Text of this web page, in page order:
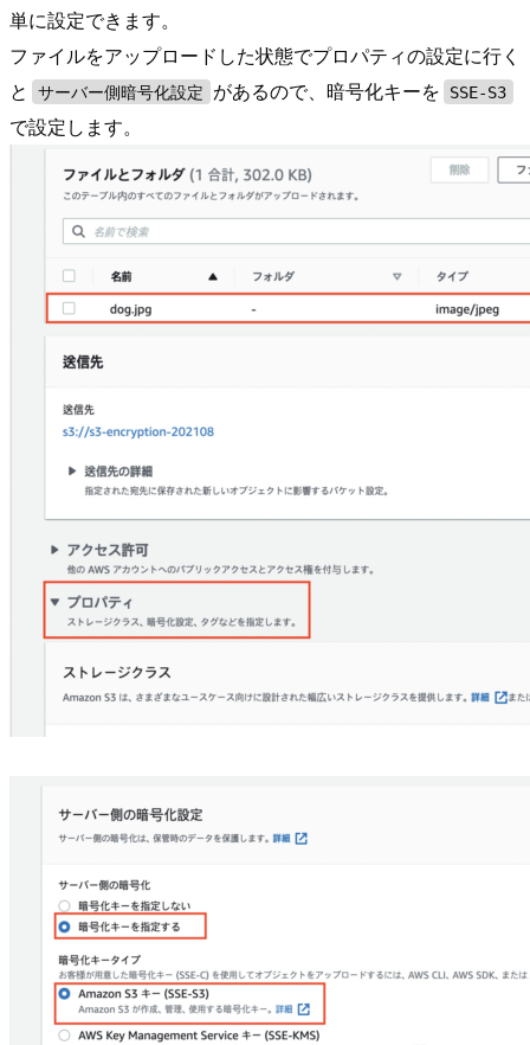
単に設定できます。
ファイルをアップロードした状態でプロパティの設定に行く
と
サーバー側暗号化設定 があるので、暗号化キーを SSE-S3
で設定します。